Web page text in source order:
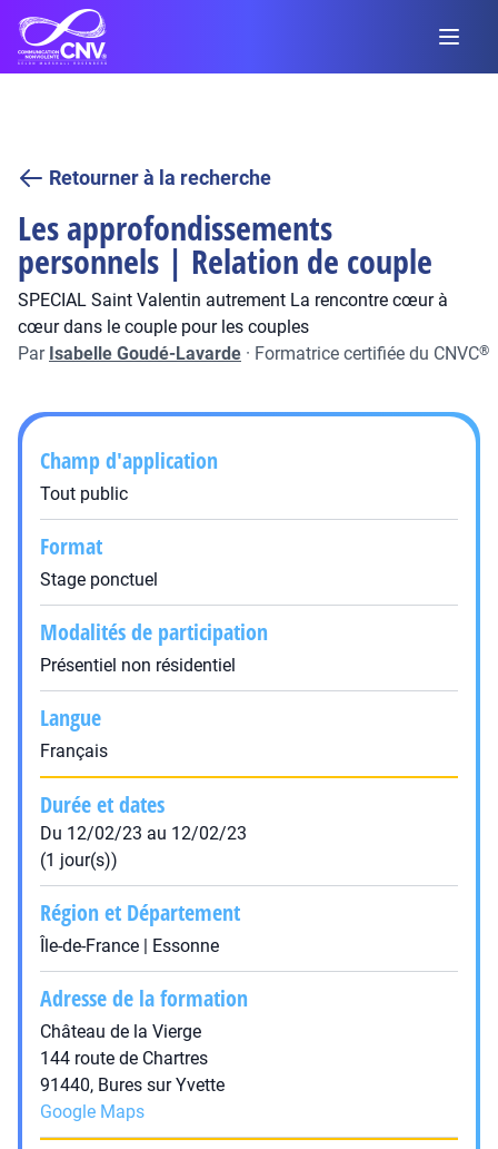
Retourner à la recherche
Les approfondissements
personnels | Relation de couple
SPECIAL Saint Valentin autrement La rencontre cœur à
cœur dans le couple pour les couples
Par Isabelle Goudé-Lavarde · Formatrice certifiée du CNVC®
Champ d'application
Tout public
Format
Stage ponctuel
Modalités de participation
Présentiel non résidentiel
Langue
Français
Durée et dates
Du 12/02/23 au 12/02/23
(1 jour(s))
Région et Département
Île-de-France | Essonne
Adresse de la formation
Château de la Vierge
144 route de Chartres
91440, Bures sur Yvette
Google Maps